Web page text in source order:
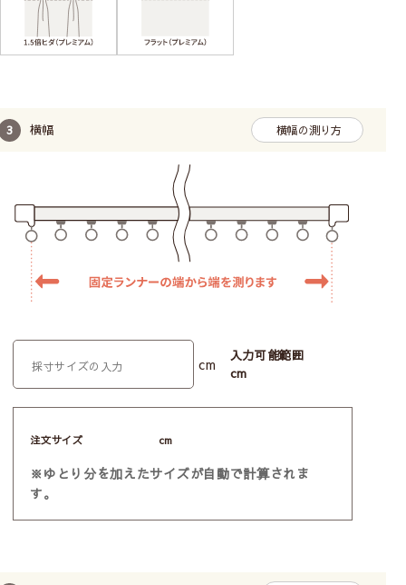
横幅 横幅の測り方
cm
入力可能範囲
cm
注文サイズ cm
※ゆとり分を加えたサイズが自動で計算されま
す。